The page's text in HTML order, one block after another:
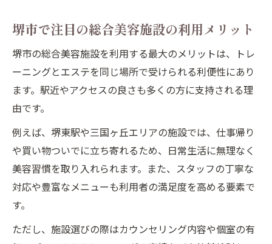
堺市で注目の総合美容施設の利用メリット
堺市の総合美容施設を利用する最大のメリットは、トレ
ーニングとエステを同じ場所で受けられる利便性にあり
ます。駅近やアクセスの良さも多くの方に支持される理
由です。
例えば、堺東駅や三国ヶ丘エリアの施設では、仕事帰り
や買い物ついでに立ち寄れるため、日常生活に無理なく
美容習慣を取り入れられます。また、スタッフの丁寧な
対応や豊富なメニューも利用者の満足度を高める要素で
す。
ただし、施設選びの際はカウンセリング内容や個室の有